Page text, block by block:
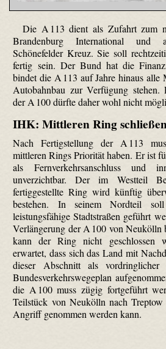
Die A 113 dient als Zufahrt zum
Brandenburg International und
Schönefelder Kreuz. Sie soll
fertig sein. Der Bund hat die
bindet die A 113 auf Jahre hinaus
Autobahnbau zur Verfügung stehen.
der A 100 dürfte daher wohl nicht
IHK: Mittleren Ring
Nach Fertigstellung der A 113
mittleren Rings Priorität haben. Er ist
als Fernverkehrsanschluss und
unverzichtbar. Der im Westteil
fertiggestellte Ring wird künftig
bestehen. In seinem Nordteil
leistungsfähige Stadtstraßen geführt
Verlängerung der A 100 von
kann der Ring nicht geschlossen
erwartet, dass sich das Land mit
dieser Abschnitt als
Bundesverkehrswegeplan
die A 100 muss zügig fortgeführt
Teilstück von Neukölln nach
Angriff genommen werden kann.